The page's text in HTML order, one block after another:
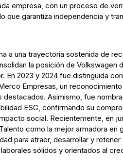
empresa, con un proceso de
que garantiza independencia y
a una trayectoria sostenida de
la posición de Volkswagen
En 2023 y 2024 fue distinguida
Empresas, un
destacados. Asimismo, fue
ESG, confirmando su
social. Recientemente, en
como la mejor armadora en
para atraer, desarrollar y retener
sólidos y orientados al